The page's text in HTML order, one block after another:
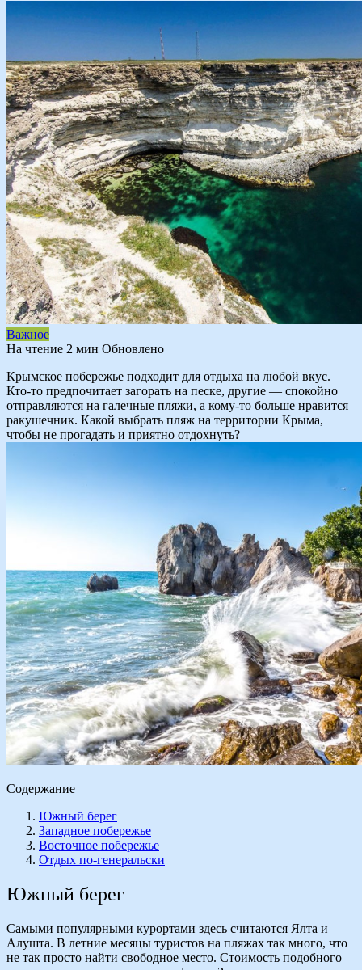
Важное
На чтение 2 мин Обновлено
Крымское побережье подходит для отдыха на любой вкус.
Кто-то предпочитает загорать на песке, другие — спокойно
отправляются на галечные пляжи, а кому-то больше нравится
ракушечник. Какой выбрать пляж на территории Крыма,
чтобы не прогадать и приятно отдохнуть?
Содержание
Южный берег
Западное побережье
Восточное побережье
Отдых по-генеральски
Южный берег
Самыми популярными курортами здесь считаются Ялта и
Алушта. В летние месяцы туристов на пляжах так много, что
не так просто найти свободное место. Стоимость подобного